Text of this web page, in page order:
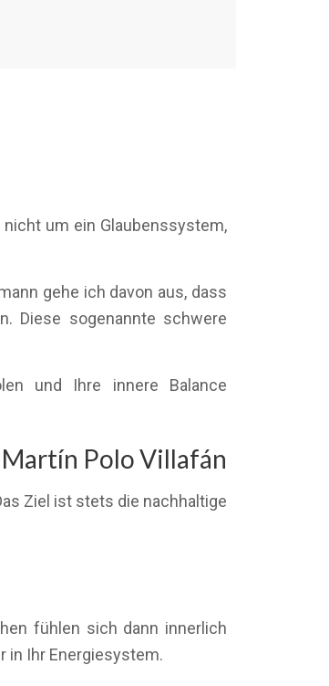
um ein Glaubenssystem,
gehe ich davon aus, dass
Diese sogenannte schwere
und Ihre innere Balance
Polo Villafán
Ziel ist stets die nachhaltige
fühlen sich dann innerlich
in Ihr Energiesystem.